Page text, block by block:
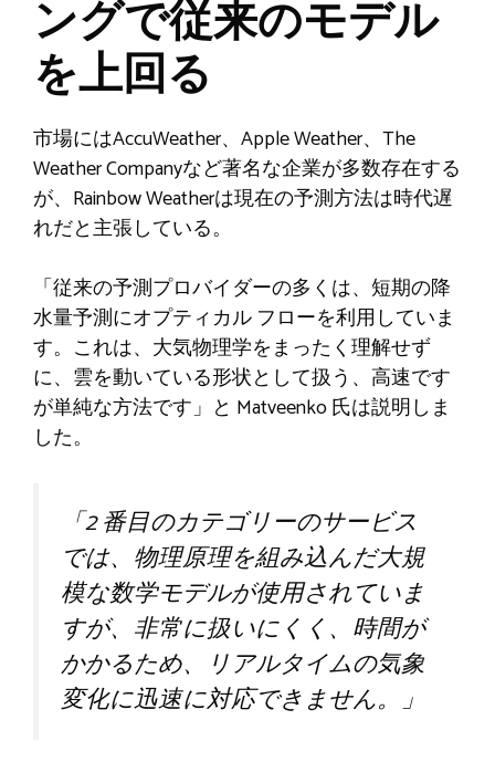
ングで従来のモデル
を上回る
市場にはAccuWeather、Apple Weather、The
Weather Companyなど著名な企業が多数存在する
が、Rainbow Weatherは現在の予測方法は時代遅
れだと主張している。
「従来の予測プロバイダーの多くは、短期の降
水量予測にオプティカル フローを利用していま
す。これは、大気物理学をまったく理解せず
に、雲を動いている形状として扱う、高速です
が単純な方法です」と Matveenko 氏は説明しま
した。
「2 番目のカテゴリーのサービス
では、物理原理を組み込んだ大規
模な数学モデルが使用されていま
すが、非常に扱いにくく、時間が
かかるため、リアルタイムの気象
変化に迅速に対応できません。」